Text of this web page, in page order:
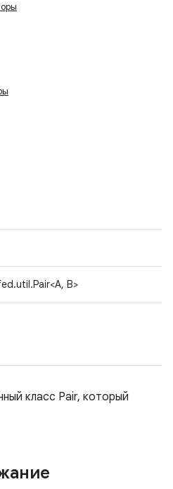
B>
класс Pair, который